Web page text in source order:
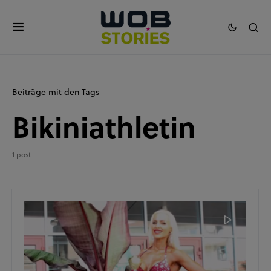
Beiträge mit den Tags
Bikiniathletin
1 post